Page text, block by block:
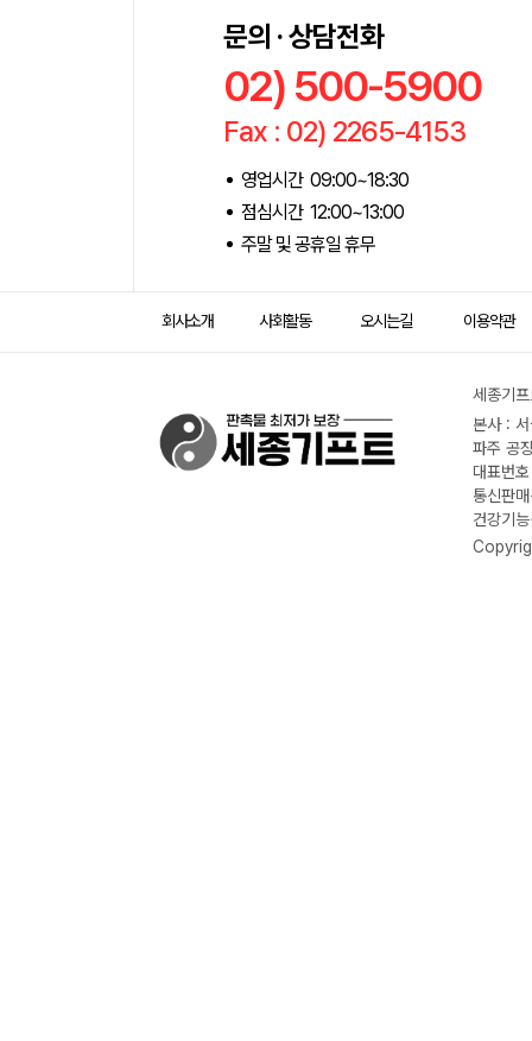
문의 · 상담전화
02) 500-5900
Fax : 02) 2265-4153
영업시간 09:00~18:30
점심시간 12:00~13:00
주말 및 공휴일 휴무
회사소개 사회활동 오시는길 이용약관
세종기
본사 :
파주 공
대표번
통신판
건강기